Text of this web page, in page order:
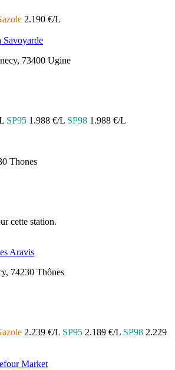
2.190 €/L
Savoyarde
73400 Ugine
SP95 1.988 €/L SP98 1.988 €/L
Thones
cette station.
Aravis
74230 Thônes
2.239 €/L SP95 2.189 €/L SP98 2.229
Market